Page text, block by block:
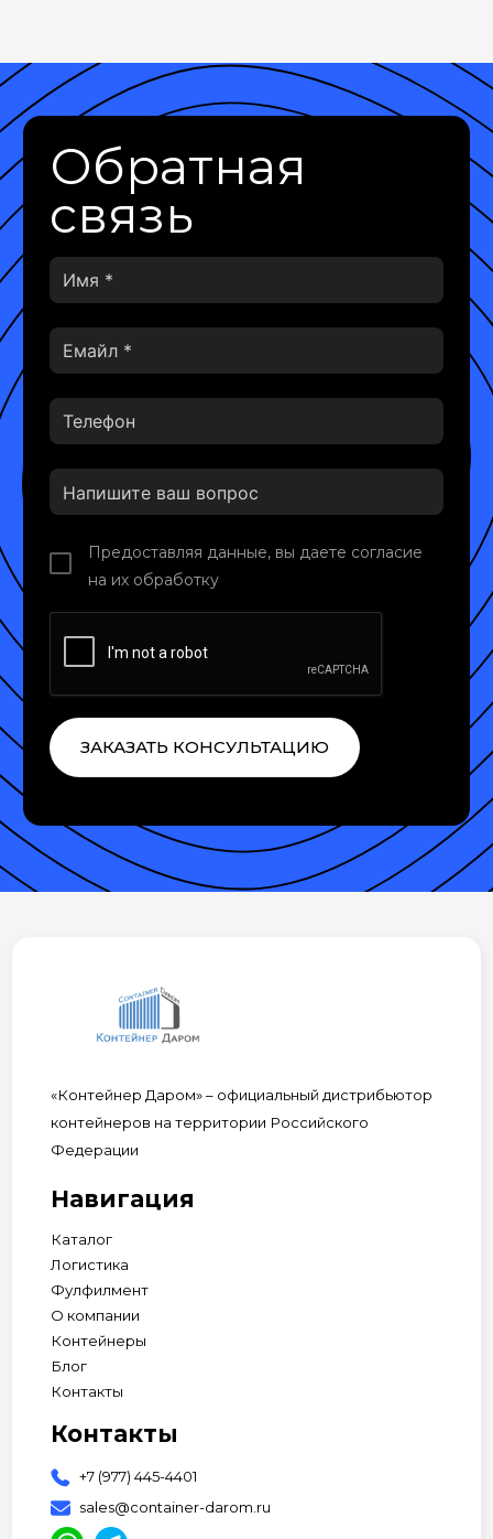
Обратная
связь
Предоставляя данные, вы даете согласие
на их обработку
ЗАКАЗАТЬ КОНСУЛЬТАЦИЮ
«Контейнер Даром» – официальный дистрибьютор
контейнеров на территории Российского
Федерации
Навигация
Каталог
Логистика
Фулфилмент
О компании
Контейнеры
Блог
Контакты
Контакты
+7 (977) 445-4401
sales@container-darom.ru